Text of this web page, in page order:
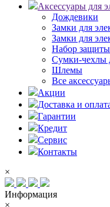
Аксессуары для
Дождевики
Замки для
Замки для
Набор защиты
Сумки-чехлы
Шлемы
Все
Акции
Доставка и
Гарантии
Кредит
Сервис
Контакты
×
Информация
×